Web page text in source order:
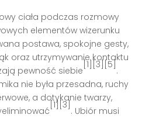
ciała podczas rozmowy
elementów wizerunku
postawa, spokojne gesty,
oraz utrzymywanie kontaktu
pewność siebie
[1][3][5]
.
nie była przesadna, ruchy
a dotykanie twarzy,
[1][3]
. Ubiór musi